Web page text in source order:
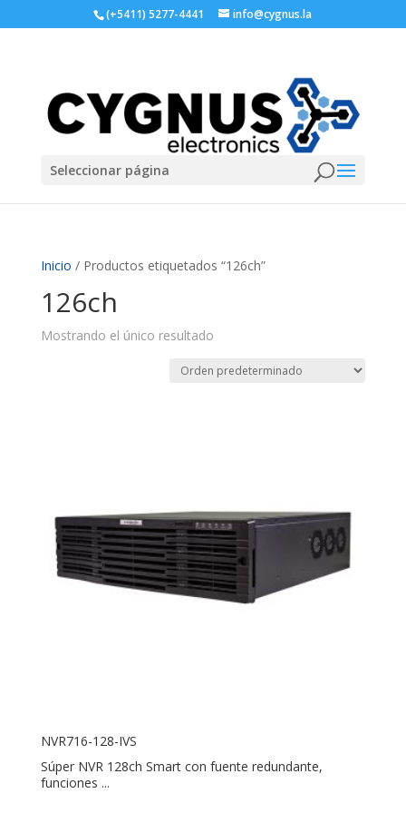
(+5411) 5277-4441 info@cygnus.la
Seleccionar página
Inicio / Productos etiquetados “126ch”
126ch
Mostrando el único resultado
NVR716-128-IVS
Súper NVR 128ch Smart con fuente redundante,
funciones ...